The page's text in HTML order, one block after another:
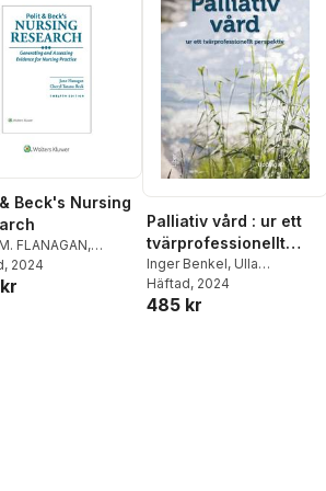
Beck's Nursing
FLANAGAN,
TATANO BECK
, 2024
Palliativ vård : ur ett
tvärprofessionellt
perspektiv
Inger Benkel, Ulla
Molander,Helle Wijk
Häftad, 2024
485 kr